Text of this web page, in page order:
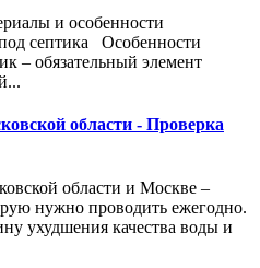
и особенности
септика Особенности
– обязательный элемент
области - Проверка
области и Москве –
нужно проводить ежегодно.
ухудшения качества воды и